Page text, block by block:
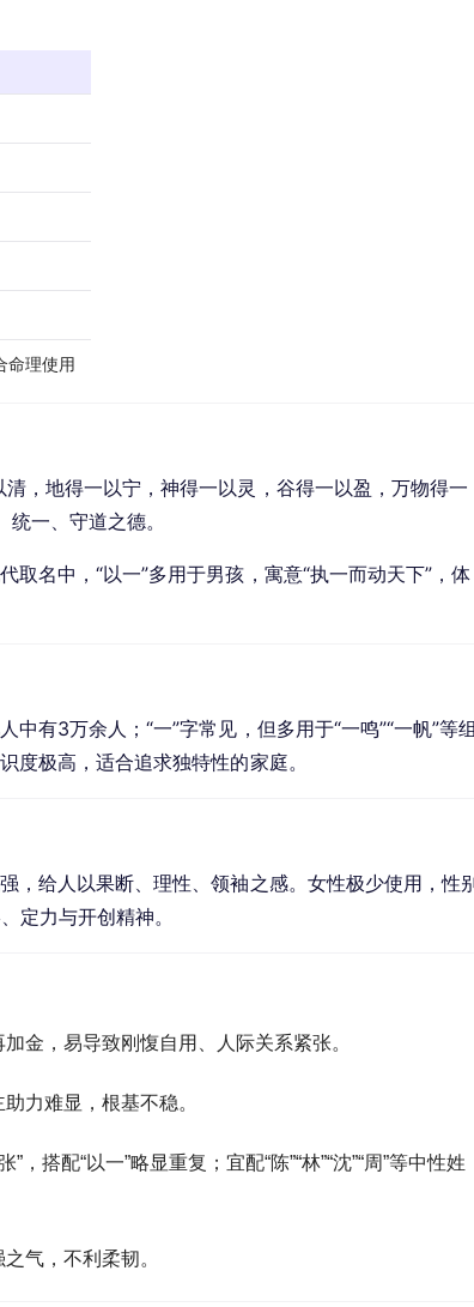
命理使用
，地得一以宁，神得一以灵，谷得一以盈，万物得一
一、守道之德。
名中，“以一”多用于男孩，寓意“执一而动天下”，体
有3万余人；“一”字常见，但多用于“一鸣”“一帆”等
识度极高，适合追求独特性的家庭。
，给人以果断、理性、领袖之感。女性极少使用，性
定力与开创精神。
金，易导致刚愎自用、人际关系紧张。
力难显，根基不稳。
”，搭配“以一”略显重复；宜配“陈”“林”“沈”“周”等中性姓
气，不利柔韧。